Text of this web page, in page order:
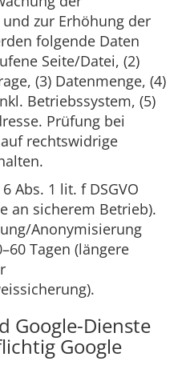
zur Erhöhung der
folgende Daten
Seite/Datei, (2)
(3) Datenmenge, (4)
Betriebssystem, (5)
Prüfung bei
rechtswidrige
Abs. 1 lit. f DSGVO
an sicherem Betrieb).
Anonymisierung
Tagen (längere
Google-Dienste
Google